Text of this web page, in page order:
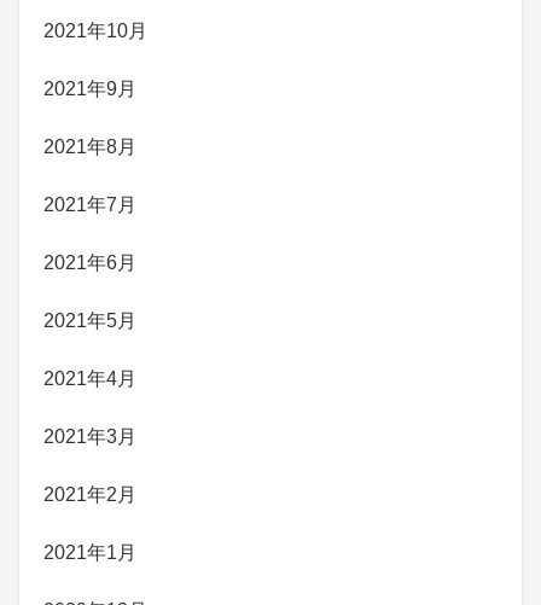
2021年10月
2021年9月
2021年8月
2021年7月
2021年6月
2021年5月
2021年4月
2021年3月
2021年2月
2021年1月